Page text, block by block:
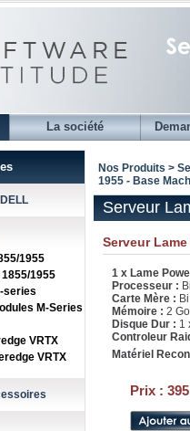
La société
1955
1955
series
M-Series
VRTX
VRTX
Nos Produits >
1955 - Base
Serveur
Serveur
1 x Lame
Processeur :
Carte Mère :
Mémoire : 2
Disque Dur : 1
Controleur
Matériel
Prix :